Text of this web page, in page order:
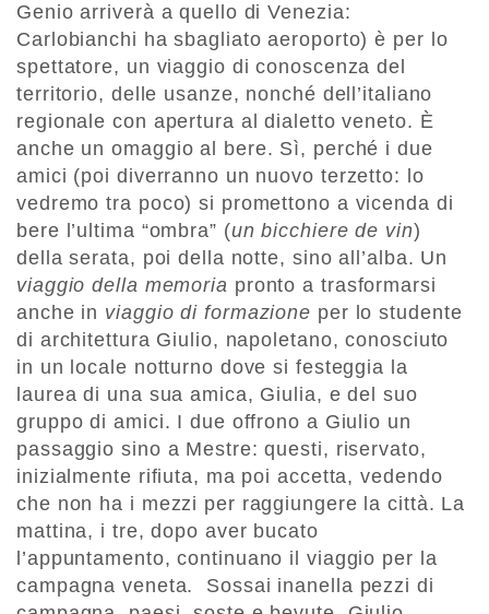
Genio arriverà a quello di Venezia:
Carlobianchi ha sbagliato aeroporto) è per lo
spettatore, un viaggio di conoscenza del
territorio, delle usanze, nonché dell’italiano
regionale con apertura al dialetto veneto. È
anche un omaggio al bere. Sì, perché i due
amici (poi diverranno un nuovo terzetto: lo
vedremo tra poco) si promettono a vicenda di
bere l’ultima “ombra” (un bicchiere de vin)
della serata, poi della notte, sino all’alba. Un
viaggio della memoria pronto a trasformarsi
anche in viaggio di formazione per lo studente
di architettura Giulio, napoletano, conosciuto
in un locale notturno dove si festeggia la
laurea di una sua amica, Giulia, e del suo
gruppo di amici. I due offrono a Giulio un
passaggio sino a Mestre: questi, riservato,
inizialmente rifiuta, ma poi accetta, vedendo
che non ha i mezzi per raggiungere la città. La
mattina, i tre, dopo aver bucato
l’appuntamento, continuano il viaggio per la
campagna veneta. Sossai inanella pezzi di